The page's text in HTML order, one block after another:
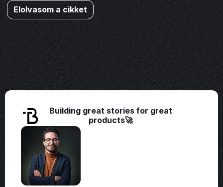
Elolvasom a cikket
Building great stories for great
products🚀